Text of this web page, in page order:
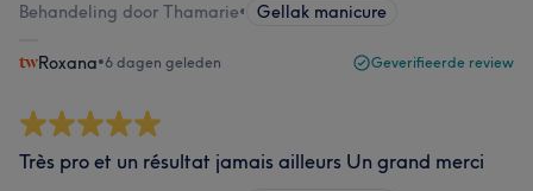
Behandeling door Thamarie• Gellak manicure
Roxana•6 dagen geleden Geverifieerde review
Très pro et un résultat jamais ailleurs Un grand merci